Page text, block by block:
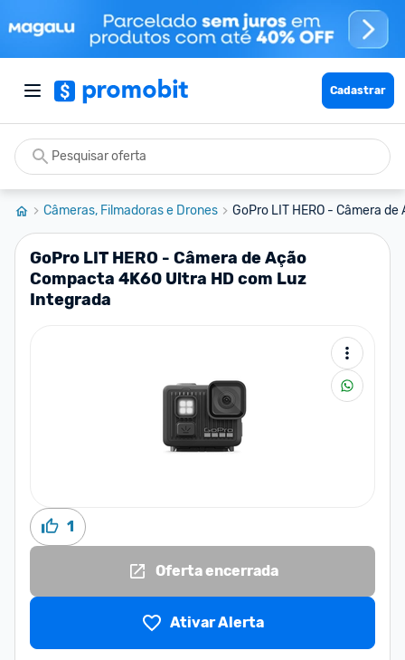
Cadastrar
Câmeras, Filmadoras e Drones GoPro LIT HERO - Câmera
GoPro LIT HERO - Câmera de Ação
Compacta 4K60 Ultra HD com Luz
Integrada
1
Oferta encerrada
Ativar Alerta